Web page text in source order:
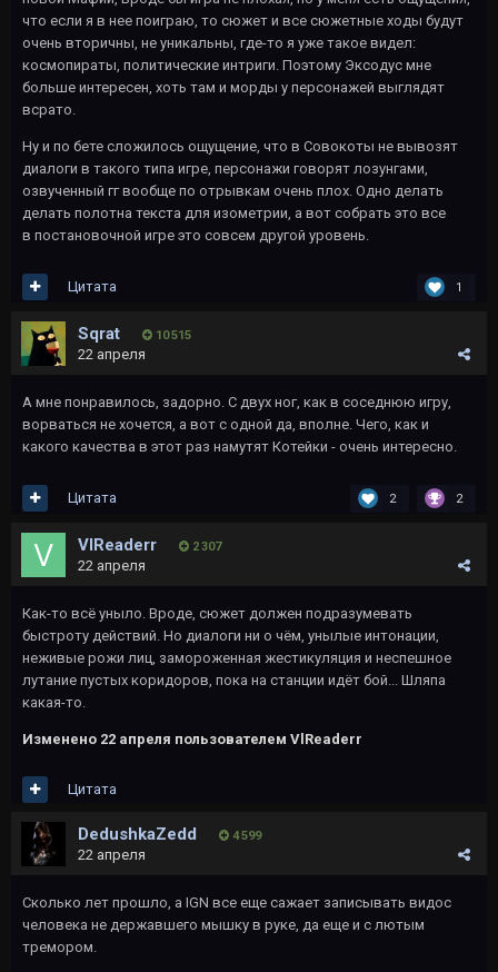
что если я в нее поиграю, то сюжет и все сюжетные ходы будут
очень вторичны, не уникальны, где-то я уже такое видел:
космопираты, политические интриги. Поэтому Эксодус мне
больше интересен, хоть там и морды у персонажей выглядят
всрато.
Ну и по бете сложилось ощущение, что в Совокоты не вывозят
диалоги в такого типа игре, персонажи говорят лозунгами,
озвученный гг вообще по отрывкам очень плох. Одно делать
делать полотна текста для изометрии, а вот собрать это все
в постановочной игре это совсем другой уровень.
1
Цитата
Sqrat 10 515
22 апреля
А мне понравилось, задорно. С двух ног, как в соседнюю игру,
ворваться не хочется, а вот с одной да, вполне. Чего, как и
какого качества в этот раз намутят Котейки - очень интересно.
2 2
Цитата
VlReaderr 2 307
22 апреля
Как-то всё уныло. Вроде, сюжет должен подразумевать
быстроту действий. Но диалоги ни о чём, унылые интонации,
неживые рожи лиц, замороженная жестикуляция и неспешное
лутание пустых коридоров, пока на станции идёт бой... Шляпа
какая-то.
Изменено 22 апреля пользователем VlReaderr
Цитата
DedushkaZedd 4 599
22 апреля
Сколько лет прошло, а IGN все еще сажает записывать видос
человека не державшего мышку в руке, да еще и с лютым
тремором.